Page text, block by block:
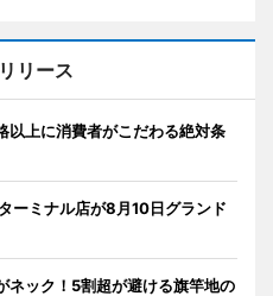
リース
以上に消費者がこだわる絶対条
ーミナル店が8月10日グランド
ネック！5割超が避ける旗竿地の